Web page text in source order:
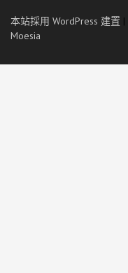
本站採用 WordPress 建置 |
Moesia